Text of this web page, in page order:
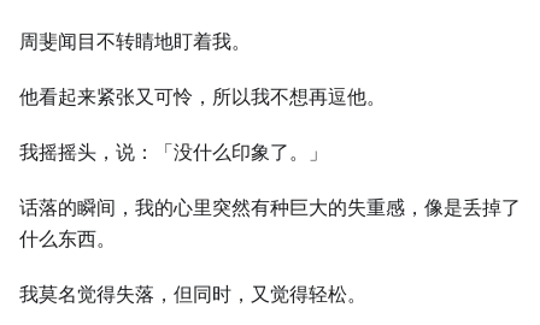
周斐闻目不转睛地盯着我。
他看起来紧张又可怜，所以我不想再逗他。
我摇摇头，说：「没什么印象了。」
话落的瞬间，我的心里突然有种巨大的失重感，像是丢掉了
什么东西。
我莫名觉得失落，但同时，又觉得轻松。